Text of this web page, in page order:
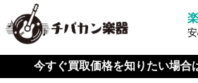
今すぐ買取価格を知りたい場合